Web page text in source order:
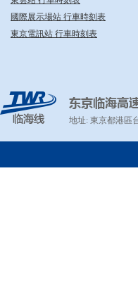
國際展示場站 行車時刻表
東京電訊站 行車時刻表
TWR りんかい線
地址: 東京都港區